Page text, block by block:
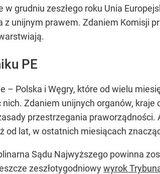
grudniu zeszłego roku Unia
unijnym prawem. Zdaniem Komisji
PE
– Polska i Węgry, które od wielu
nich. Zdaniem unijnych organów,
przestrzegania
od lat, w ostatnich miesiącach
Sądu Najwyższego powinna
zeszłotygodniowywyrok